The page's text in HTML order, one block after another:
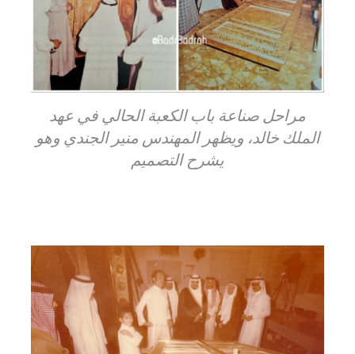
مراحل صناعة باب الكعبة الحالي في عهد
الملك خالد، ويظهر المهندس منير الجندي وهو
يشرح التصميم